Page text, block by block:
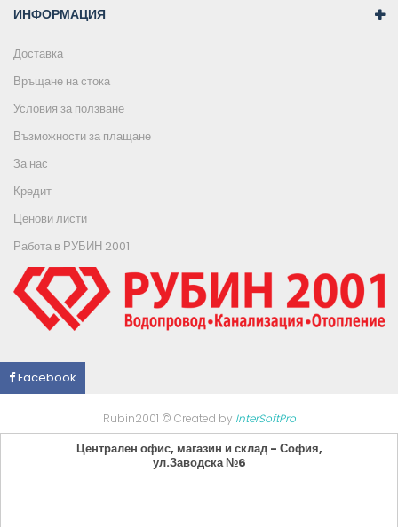
ИНФОРМАЦИЯ
Доставка
Връщане на стока
Условия за ползване
Възможности за плащане
За нас
Кредит
Ценови листи
Работа в РУБИН 2001
Facebook
Rubin2001 © Created by InterSoftPro
Централен офис, магазин и склад - София,
ул.Заводска №6